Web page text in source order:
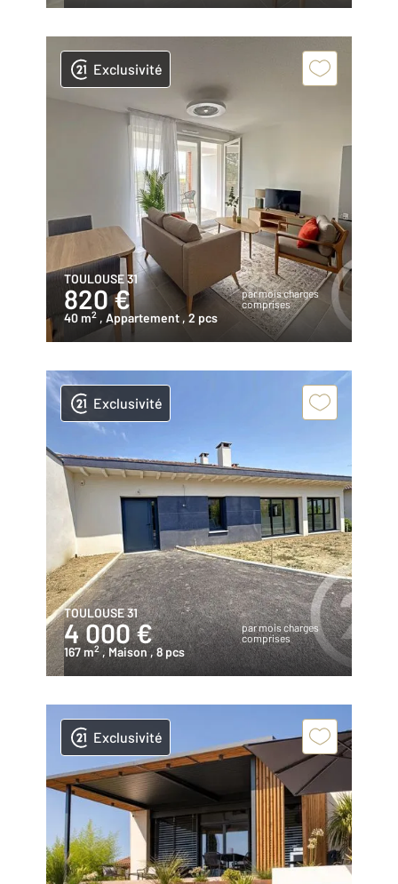
Exclusivité
TOULOUSE 31
820 €
par mois charges
comprises
40 m2 , Appartement , 2 pcs
Exclusivité
TOULOUSE 31
4 000 €
par mois charges
comprises
167 m2 , Maison, 8 pcs
Exclusivité